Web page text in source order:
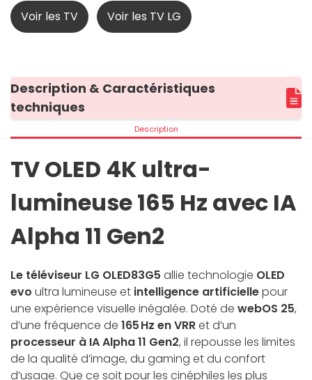
Voir les TV Voir les TV LG
Description & Caractéristiques
techniques
Description
TV OLED 4K ultra-
lumineuse 165 Hz avec IA
Alpha 11 Gen2
Le téléviseur LG OLED83G5 allie technologie OLED
evo ultra lumineuse et intelligence artificiellepour
une expérience visuelle inégalée. Doté de webOS 25,
d’une fréquence de 165 Hz en VRRet d’un
processeur à IA Alpha 11 Gen2, il repousse les limites
de la qualité d’image, du gaming et du confort
d’usage. Que ce soit pour les cinéphiles les plus